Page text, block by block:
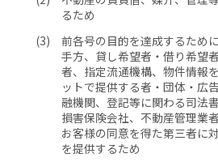
るため
前各号の目的を達成するため
手方、貸し希望者・借り希望
者、指定流通機構、物件情報
ットで提供する者・団体・広
融機関、登記等に関わる司法
損害保険会社、不動産管理業
お客様の同意を得た第三者に
を提供するため